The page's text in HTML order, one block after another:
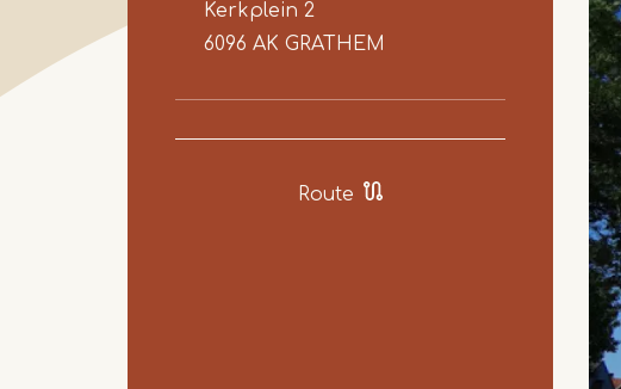
Kerkplein 2
6096 AK GRATHEM
Route